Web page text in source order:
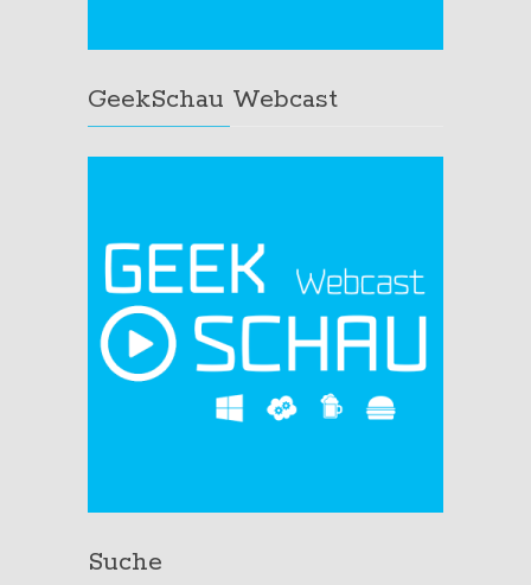
GeekSchau Webcast
Suche